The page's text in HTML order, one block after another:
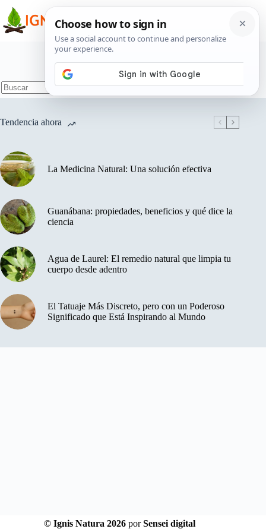
contenido
Etiqueta
Sin
Tendencia ahora
La Medicina Natural: Una solución efectiva
Guanábana: propiedades, beneficios y qué dice la
ciencia
Agua de Laurel: El remedio natural que limpia tu
cuerpo desde adentro
El Tatuaje Más Discreto, pero con un Poderoso
Significado que Está Inspirando al Mundo
© Ignis Natura 2026 porSensei digital